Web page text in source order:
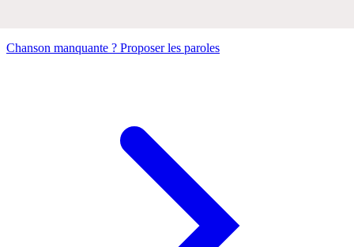
Chanson manquante ? Proposer les paroles